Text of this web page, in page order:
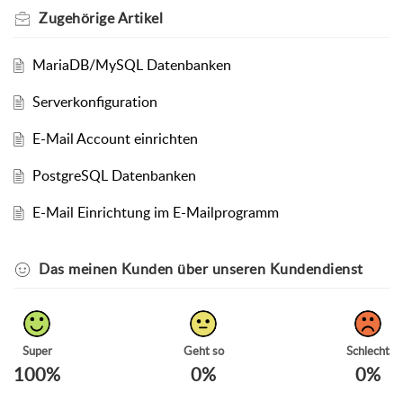
ZugehörigeArtikel
MariaDB/MySQL Datenbanken
Serverkonfiguration
E-Mail Account einrichten
PostgreSQL Datenbanken
E-Mail Einrichtung im E-Mailprogramm
Das meinen Kunden über unseren Kundendienst
Super
100%
Geht so
0%
Schlecht
0%